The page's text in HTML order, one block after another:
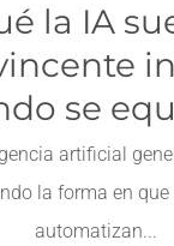
la IA
se
artificial
la forma en que
automatizan